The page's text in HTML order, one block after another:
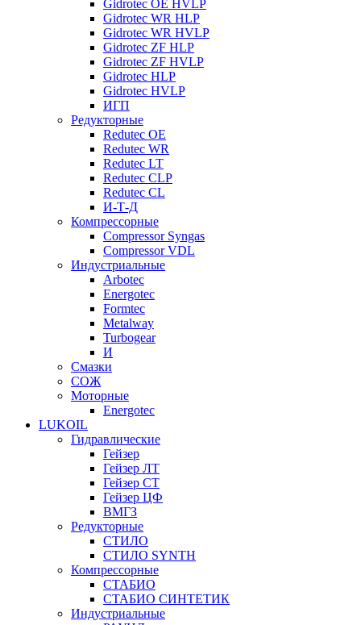
Gidrotec OE HVLP
Gidrotec WR HLP
Gidrotec WR HVLP
Gidrotec ZF HLP
Gidrotec ZF HVLP
Gidrotec HLP
Gidrotec HVLP
ИГП
Редукторные
Redutec OE
Redutec WR
Redutec LT
Redutec CLP
Redutec CL
И-Т-Д
Компрессорные
Compressor Syngas
Compressor VDL
Индустриальные
Arbotec
Energotec
Formtec
Metalway
Turbogear
И
Смазки
СОЖ
Моторные
Energotec
LUKOIL
Гидравлические
Гейзер
Гейзер ЛТ
Гейзер СТ
Гейзер ЦФ
ВМГЗ
Редукторные
СТИЛО
СТИЛО SYNTH
Компрессорные
СТАБИО
СТАБИО СИНТЕТИК
Индустриальные